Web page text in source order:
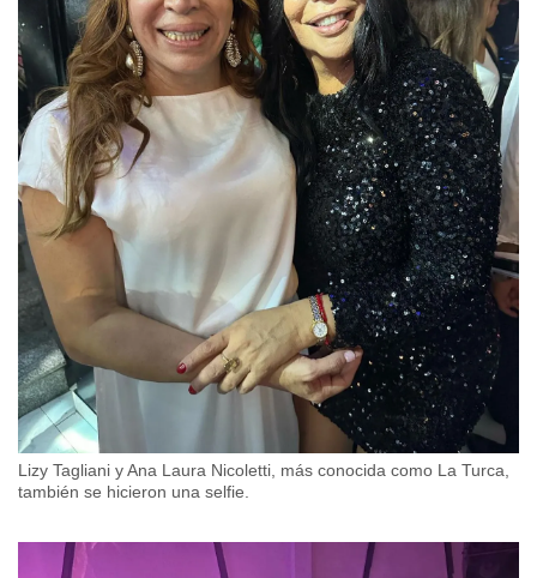
Lizy Tagliani y Ana Laura Nicoletti, más conocida como La Turca,
también se hicieron una selfie.